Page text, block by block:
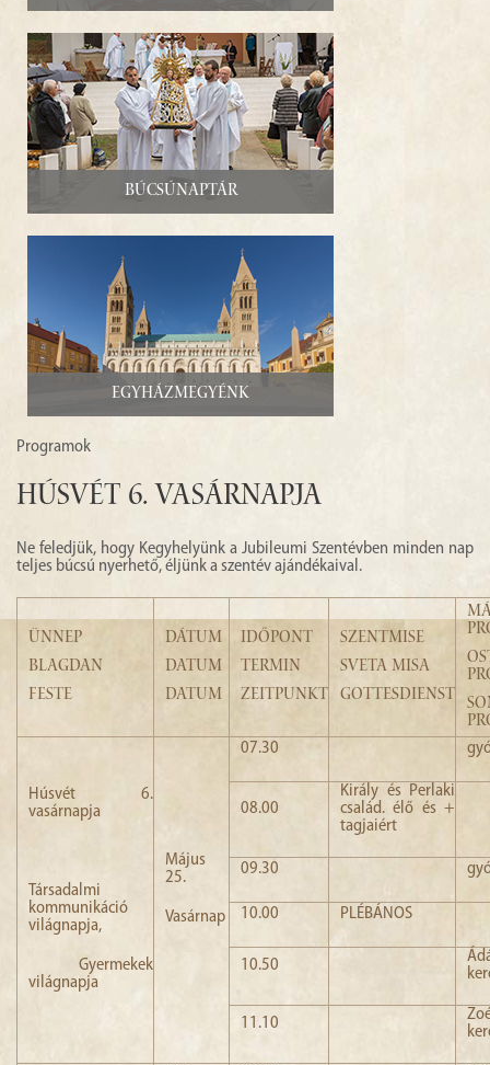
Búcsúnaptár
Egyházmegyénk
Programok
Húsvét 6. vasárnapja
Ne feledjük, hogy Kegyhelyünk a Jubileumi Szentévben minden nap
teljes búcsú nyerhető, éljünk a szentév ajándékaival.
ÜNNEP
BLAGDAN
FESTE
DÁTUM
DATUM
DATUM
IDŐPONT
TERMIN
ZEITPUNKT
SZENTMISE
SVETA MISA
GOTTESDIENST
Húsvét 6.
vasárnapja
Társadalmi
kommunikáció
világnapja,
Gyermekek
világnapja
Május
25.
Vasárnap
07.30
08.00
Király és Perlaki
család. élő és +
tagjaiért
09.30
10.00 PLÉBÁNOS
10.50
11.10